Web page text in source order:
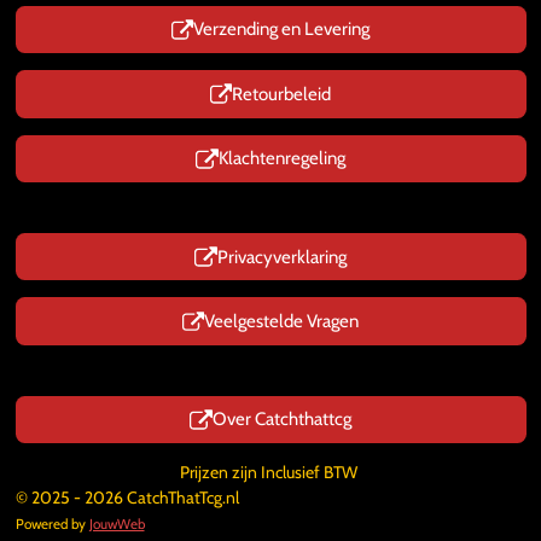
Verzending en Levering
Retourbeleid
Klachtenregeling
Privacyverklaring
Veelgestelde Vragen
Over Catchthattcg
Prijzen zijn Inclusief BTW
© 2025 - 2026 CatchThatTcg.nl
Powered by JouwWeb